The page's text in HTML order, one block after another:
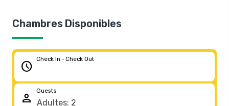
Chambres Disponibles
schedule
Check In - Check Out
person
Guests